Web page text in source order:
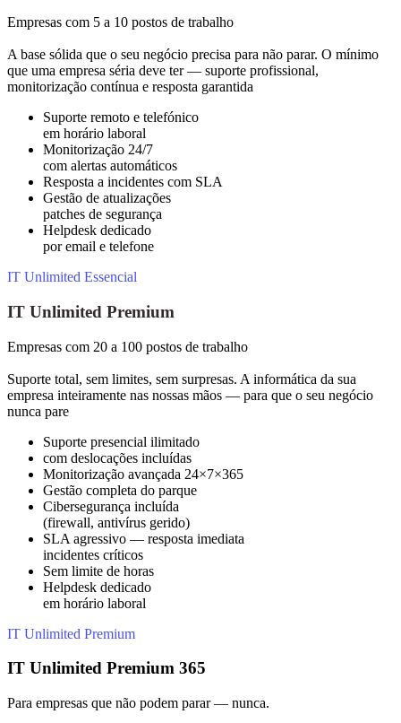
Empresas com 5 a 10 postos de trabalho
A base sólida que o seu negócio precisa para não parar. O mínimo
que uma empresa séria deve ter — suporte profissional,
monitorização contínua e resposta garantida
Suporte remoto e telefónico
em horário laboral
Monitorização 24/7
com alertas automáticos
Resposta a incidentes com SLA
Gestão de atualizações
patches de segurança
Helpdesk dedicado
por email e telefone
IT Unlimited Essencial
IT Unlimited Premium
Empresas com 20 a 100 postos de trabalho
Suporte total, sem limites, sem surpresas. A informática da sua
empresa inteiramente nas nossas mãos — para que o seu negócio
nunca pare
Suporte presencial ilimitado
com deslocações incluídas
Monitorização avançada 24×7×365
Gestão completa do parque
Cibersegurança incluída
(firewall, antivírus gerido)
SLA agressivo — resposta imediata
incidentes críticos
Sem limite de horas
Helpdesk dedicado
em horário laboral
IT Unlimited Premium
IT Unlimited Premium 365
Para empresas que não podem parar — nunca.